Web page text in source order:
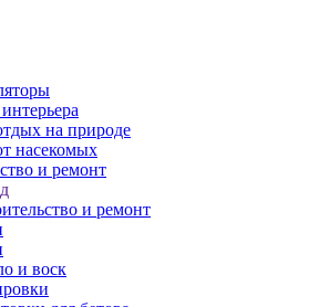
на природе
насекомых
и ремонт
и ремонт
и воск